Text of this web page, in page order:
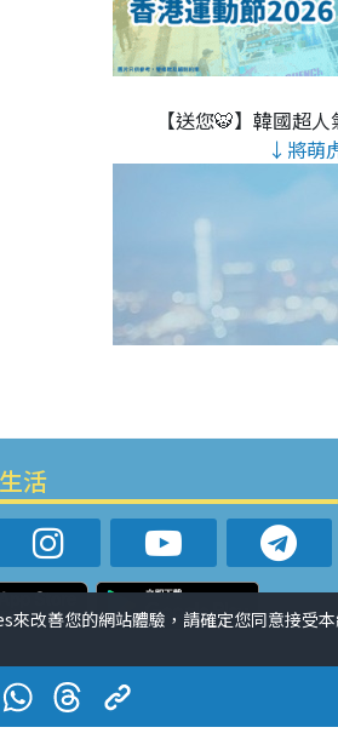
【送您🐯】韓國超
↓將萌
活
改善您的網站體驗，請確定您同意接受